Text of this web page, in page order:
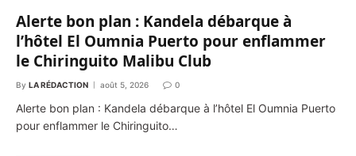
Alerte bon plan : Kandela débarque à
l’hôtel El Oumnia Puerto pour enflammer
le Chiringuito Malibu Club
By LA RÉDACTION août 5, 2026 0
Alerte bon plan : Kandela débarque à l’hôtel El Oumnia Puerto
pour enflammer le Chiringuito…